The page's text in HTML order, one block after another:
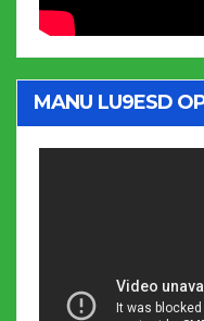
MANU LU9ESD